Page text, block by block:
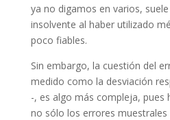
ya no digamos en varios,
insolvente al haber utilizado
poco fiables.
Sin embargo, la cuestión del
medido como la desviación
-, es algo más compleja, pues
no sólo los errores